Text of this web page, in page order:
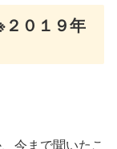
０１９年
今まで聞いたこ